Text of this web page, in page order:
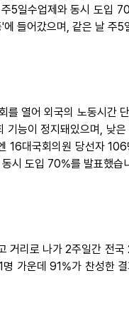
수업제와 동시 도입
들어갔으며, 같은 날 주5
를 열어 외국의 노동시
능이 정지돼있으며, 낮
16대국회의원 당선자
시 도입 70%를 발표했습
거리로 나가 2주일간 전
가운데 91%가 찬성한